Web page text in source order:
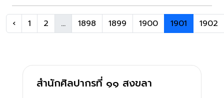
‹ 1 2 ... 1898 1899 1900 1901 1902
สำนักศิลปากรที่ ๑๑ สงขลา